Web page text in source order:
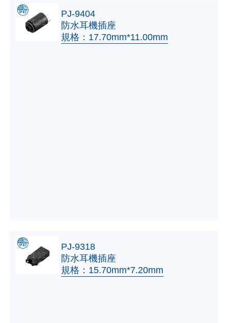
PJ-9404
防水耳機插座
規格：17.70mm*11.00mm
PJ-9318
防水耳機插座
規格：15.70mm*7.20mm